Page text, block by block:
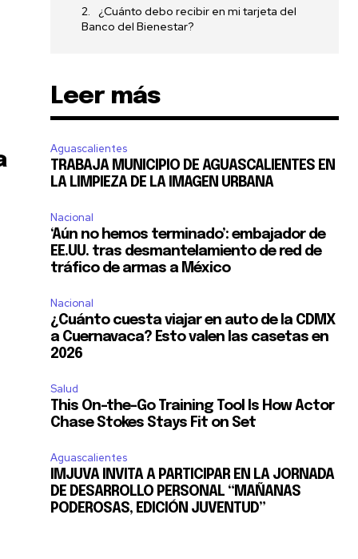
de Privacidad .
¿Cuánto debo recibir en mi tarjeta del
Banco del Bienestar?
Leer más
Aguascalientes
TRABAJA MUNICIPIO DE AGUASCALIENTES EN
LA LIMPIEZA DE LA IMAGEN URBANA
Nacional
‘Aún no hemos terminado’: embajador de
EE.UU. tras desmantelamiento de red de
tráfico de armas a México
Nacional
¿Cuánto cuesta viajar en auto de la CDMX
a Cuernavaca? Esto valen las casetas en
2026
Salud
This On-the-Go Training Tool Is How Actor
Chase Stokes Stays Fit on Set
Aguascalientes
IMJUVA INVITA A PARTICIPAR EN LA JORNADA
DE DESARROLLO PERSONAL “MAÑANAS
PODEROSAS, EDICIÓN JUVENTUD”